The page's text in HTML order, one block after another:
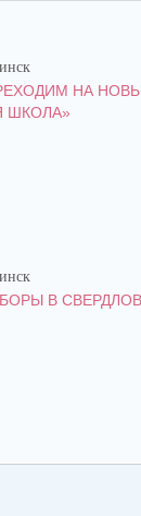
НА
ШКОЛА»
В